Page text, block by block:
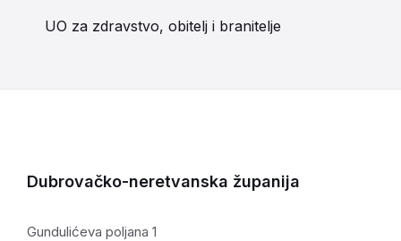
UO za zdravstvo, obitelj i branitelje
Dubrovačko-neretvanska županija
Gundulićeva poljana 1